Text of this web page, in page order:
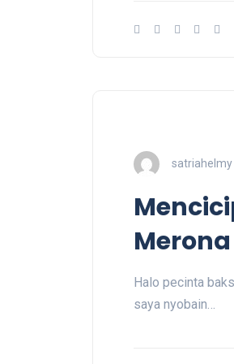
satriahelmy
Halo pecinta
saya nyobain…